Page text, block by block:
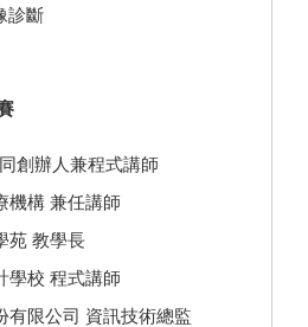
診斷
創辦人兼程式講師
機構 兼任講師
苑 教學長
學校 程式講師
有限公司 資訊技術總監